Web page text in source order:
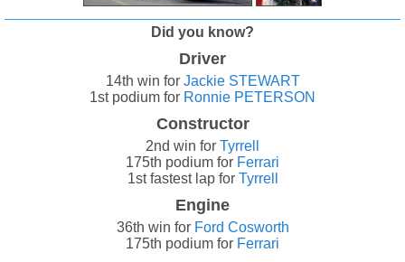
Did you know?
Driver
14th win for Jackie STEWART
1st podium for Ronnie PETERSON
Constructor
2nd win for Tyrrell
175th podium for Ferrari
1st fastest lap for Tyrrell
Engine
36th win for Ford Cosworth
175th podium for Ferrari